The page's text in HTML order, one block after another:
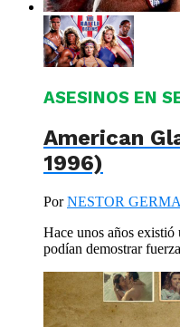
ASESINOS EN
American
1996)
PorNESTOR
Hace unos años existió
podían demostrar